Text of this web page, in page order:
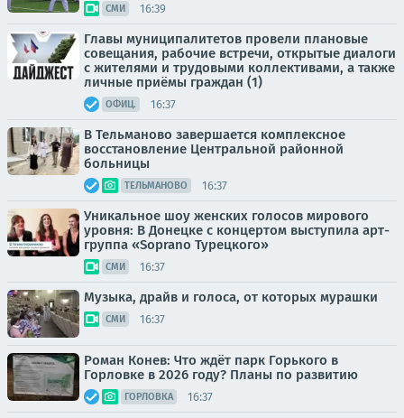
СМИ 16:39
Главы муниципалитетов провели плановые
совещания, рабочие встречи, открытые диалоги
с жителями и трудовыми коллективами, а также
личные приёмы граждан (1)
ОФИЦ. 16:37
В Тельманово завершается комплексное
восстановление Центральной районной
больницы
ТЕЛЬМАНОВО 16:37
Уникальное шоу женских голосов мирового
уровня: В Донецке с концертом выступила арт-
группа «Soprano Турецкого»
СМИ 16:37
Музыка, драйв и голоса, от которых мурашки
СМИ 16:37
Роман Конев: Что ждёт парк Горького в
Горловке в 2026 году? Планы по развитию
ГОРЛОВКА 16:37